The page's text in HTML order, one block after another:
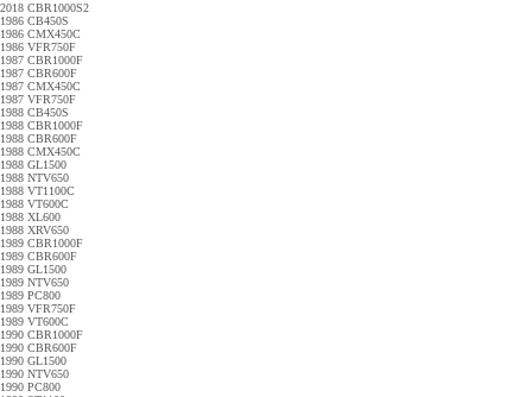
2018 CBR1000S2
1986 CB450S
1986 CMX450C
1986 VFR750F
1987 CBR1000F
1987 CBR600F
1987 CMX450C
1987 VFR750F
1988 CB450S
1988 CBR1000F
1988 CBR600F
1988 CMX450C
1988 GL1500
1988 NTV650
1988 VT1100C
1988 VT600C
1988 XL600
1988 XRV650
1989 CBR1000F
1989 CBR600F
1989 GL1500
1989 NTV650
1989 PC800
1989 VFR750F
1989 VT600C
1990 CBR1000F
1990 CBR600F
1990 GL1500
1990 NTV650
1990 PC800